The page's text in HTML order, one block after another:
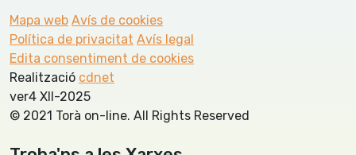
Mapa web Avís de cookies
Política de privacitat Avís legal
Edita consentiment de cookies
Realització cdnet
ver4 XII-2025
© 2021 Torà on-line. All Rights Reserved